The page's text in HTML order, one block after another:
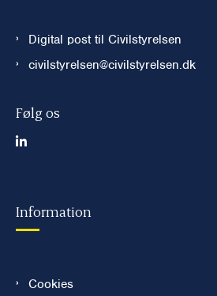
Digital post til Civilstyrelsen
civilstyrelsen@civilstyrelsen.dk
Følg os
Information
Cookies